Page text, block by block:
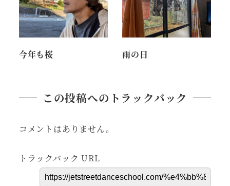
今年も桜 雨の日
この投稿へのトラックバック
コメントはありません。
トラックバック URL